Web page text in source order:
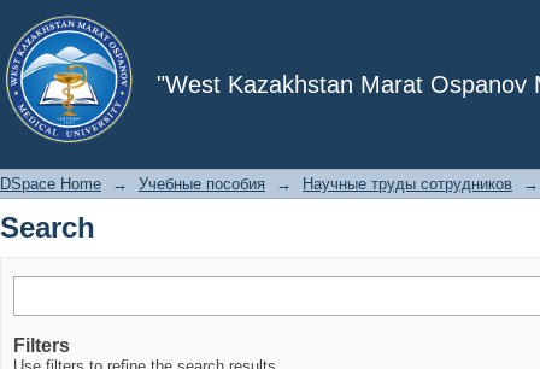
"West Kazakhstan Marat Ospanov
Search
DSpace Home → Учебные пособия → Научные труды сотрудников →
Search
Filters